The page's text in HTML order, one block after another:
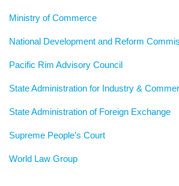
Ministry of Commerce
National Development and Reform
Pacific Rim Advisory Council
State Administration for Industry &
State Administration of Foreign Exchange
Supreme People’s Court
World Law Group